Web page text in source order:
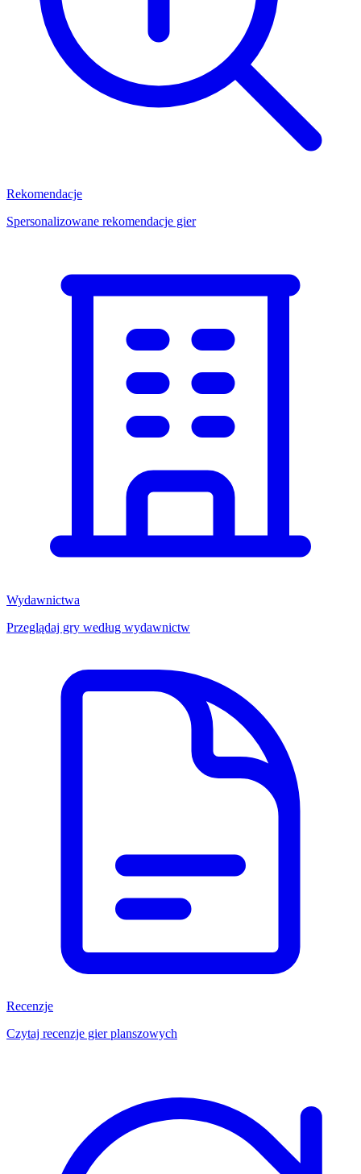
Rekomendacje
Spersonalizowane rekomendacje gier
Wydawnictwa
Przeglądaj gry według wydawnictw
Recenzje
Czytaj recenzje gier planszowych